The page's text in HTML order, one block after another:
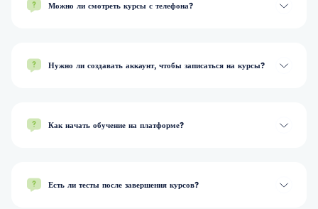
Можно ли смотреть курсы с телефона?
Нужно ли создавать аккаунт, чтобы записаться на курсы?
Как начать обучение на платформе?
Есть ли тесты после завершения курсов?